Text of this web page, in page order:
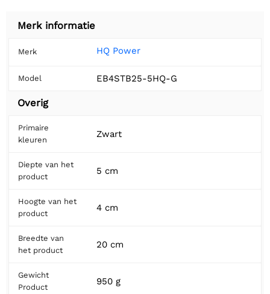
Merk informatie
Merk HQ Power
Model EB4STB25-5HQ-G
Overig
Primaire
kleuren
Zwart
Diepte van het
product
5 cm
Hoogte van het
product
4 cm
Breedte van
het product
20 cm
Gewicht
Product
950 g